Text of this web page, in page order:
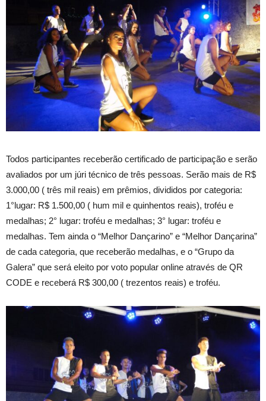
Todos participantes receberão certificado de participação e serão
avaliados por um júri técnico de três pessoas. Serão mais de R$
3.000,00 ( três mil reais) em prêmios, divididos por categoria:
1°lugar: R$ 1.500,00 ( hum mil e quinhentos reais), troféu e
medalhas; 2° lugar: troféu e medalhas; 3° lugar: troféu e
medalhas. Tem ainda o “Melhor Dançarino” e “Melhor Dançarina”
de cada categoria, que receberão medalhas, e o “Grupo da
Galera” que será eleito por voto popular online através de QR
CODE e receberá R$ 300,00 ( trezentos reais) e troféu.